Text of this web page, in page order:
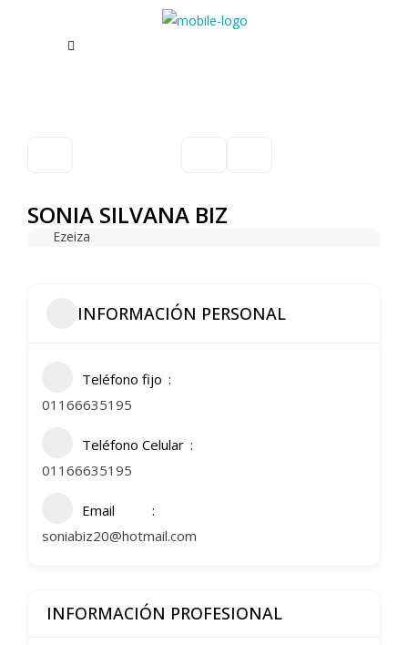
SONIA SILVANA BIZ
Ezeiza
INFORMACIÓN PERSONAL
Teléfono fijo
01166635195
Teléfono Celular
01166635195
Email
soniabiz20@hotmail.com
INFORMACIÓN PROFESIONAL